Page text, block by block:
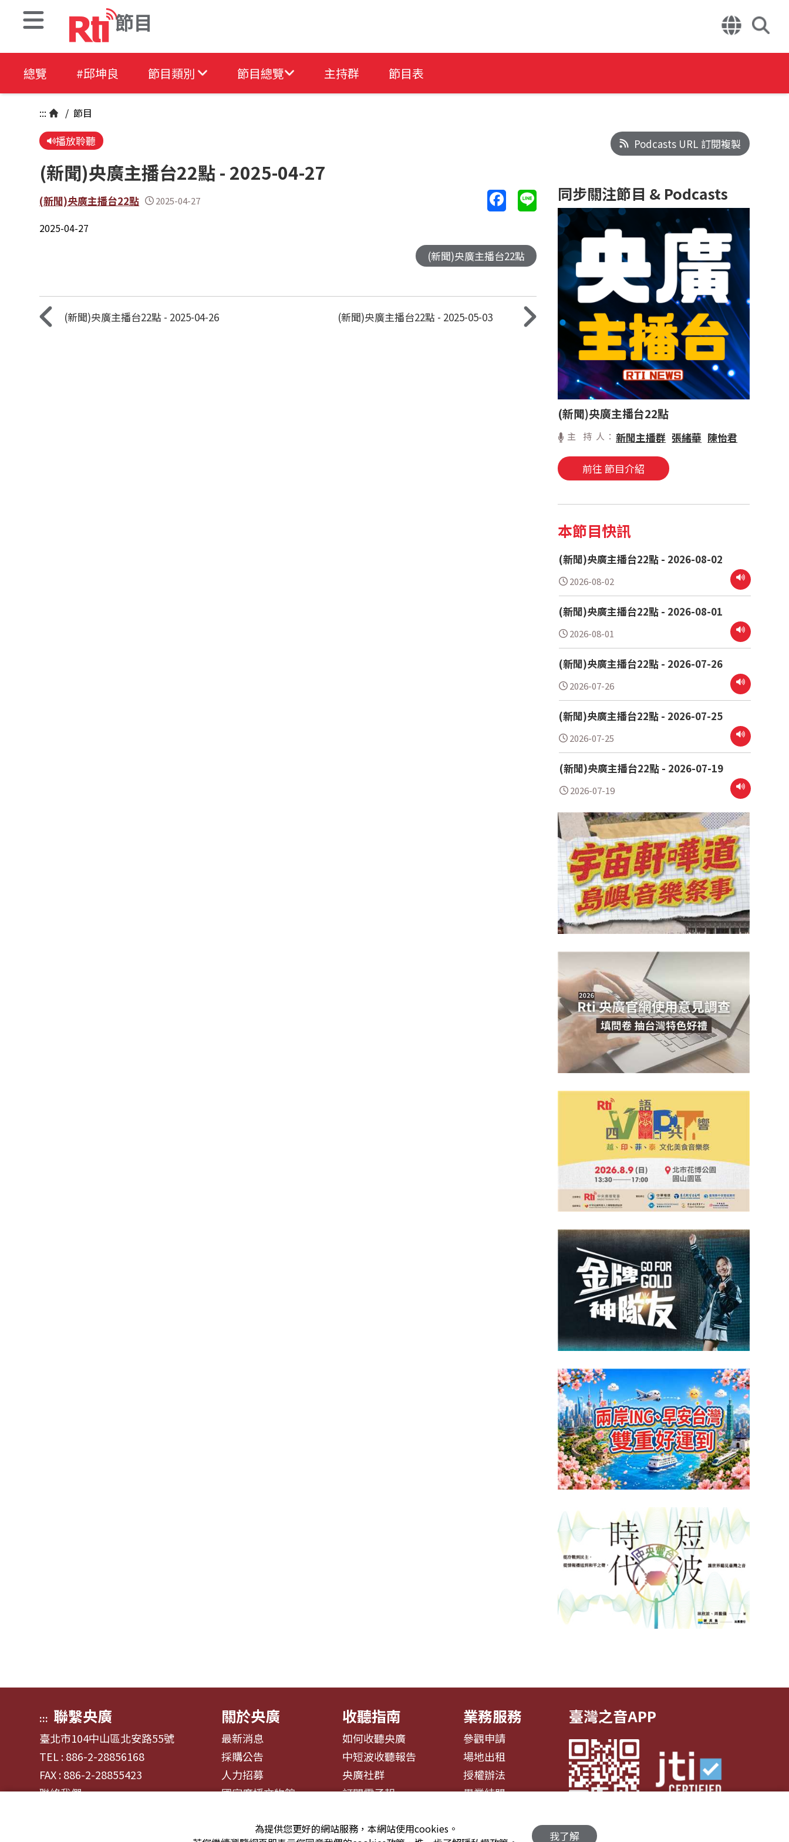
節目
總覽 #邱坤良 節目類別 節目總覽 主持群 節目表
::: / 節目
播放聆聽
(新聞)央廣主播台22點 - 2025-04-27
(新聞)央廣主播台22點 2025-04-27
2025-04-27
(新聞)央廣主播台22點
(新聞)央廣主播台22點 - 2025-04-26 (新聞)央廣主播台22點 - 2025-05-03
Podcasts URL 訂閱複製
同步關注節目 & Podcasts
(新聞)央廣主播台22點
主 持 人：新聞主播群 張緒華 陳怡君
前往 節目介紹
本節目快訊
(新聞)央廣主播台22點 - 2026-08-02
2026-08-02
(新聞)央廣主播台22點 - 2026-08-01
2026-08-01
(新聞)央廣主播台22點 - 2026-07-26
2026-07-26
(新聞)央廣主播台22點 - 2026-07-25
2026-07-25
(新聞)央廣主播台22點 - 2026-07-19
2026-07-19
::: 聯繫央廣
臺北市104中山區北安路55號
TEL : 886-2-28856168
FAX : 886-2-28855423
聯絡我們
關於央廣
最新消息
採購公告
人力招募
國家廣播文物館
收聽指南
如何收聽央廣
中短波收聽報告
央廣社群
訂閱電子報
業務服務
參觀申請
場地出租
授權辦法
異業結盟
臺灣之音APP
為提供您更好的網站服務，本網站使用cookies。
我了解